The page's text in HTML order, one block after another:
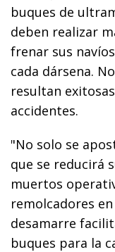
buques de
deben realizar
frenar sus
cada dársena.
resultan
accidentes.
"No solo se
que se reducirá
muertos
remolcadores
desamarre
buques para la